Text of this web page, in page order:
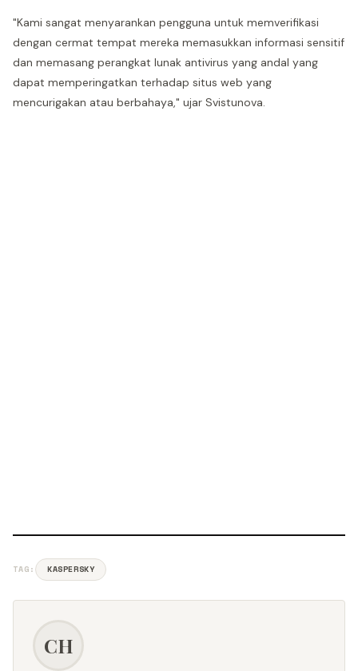
"Kami sangat menyarankan pengguna untuk memverifikasi
dengan cermat tempat mereka memasukkan informasi sensitif
dan memasang perangkat lunak antivirus yang andal yang
dapat memperingatkan terhadap situs web yang
mencurigakan atau berbahaya," ujar Svistunova.
TAG: KASPERSKY
CH